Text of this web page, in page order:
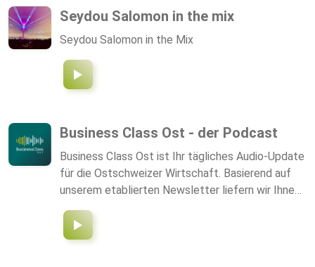
Turnieren, Spielern und Hobbyisten. Es warten
also immer wieder spannende News, Analysen
verschiedener Fraktionen, Einheiten und Listen,
sowie interessante Interviews auf euch. Begleitet
uns auf diesem Weg in ein fantastisches, neues
Tabletop System.
Seydou Salomon in the mix
Seydou Salomon in the Mix
Business Class Ost - der Podcast
Business Class Ost ist Ihr tägliches Audio-Update
für die Ostschweizer Wirtschaft. Basierend auf
unserem etablierten Newsletter liefern wir Ihnen
Montag bis Freitag die spannendsten Business-
News, Events und Personalwechsel - direkt aus
der Region. Dieser Podcast wird mit